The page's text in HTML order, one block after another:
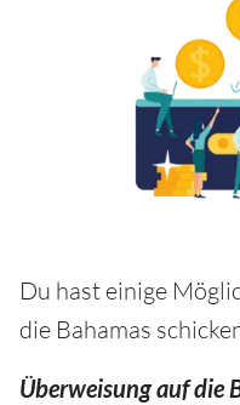
Du hast einige
die Bahamas
Überweisung auf die